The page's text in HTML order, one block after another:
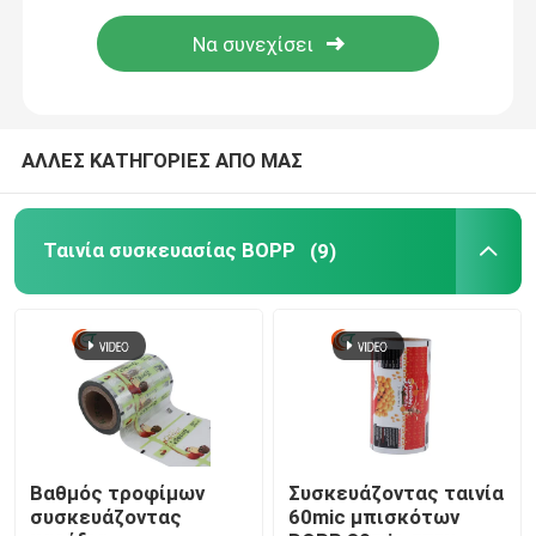
Ταινία συσκευασίας High Barrier
Τυπωμένη μεμβράνη συσκευασίας
Ευέλικτες Μεμβράνες Συσκευασίας
Ταινία συσκευασίας κατεψυγμένων τροφίμων
Πλαστική ταινία συσκευασίας τροφίμων
Ταινία συσκευασίας κατοικίδιων ζώων
ΑΛΛΕΣ ΚΑΤΗΓΟΡΙΕΣ ΑΠΟ ΜΑΣ
Ταινία συσκευασίας BOPP (9)
Βαθμός τροφίμων
συσκευάζοντας
Συσκευάζοντας ταινία
60mic μπισκότων